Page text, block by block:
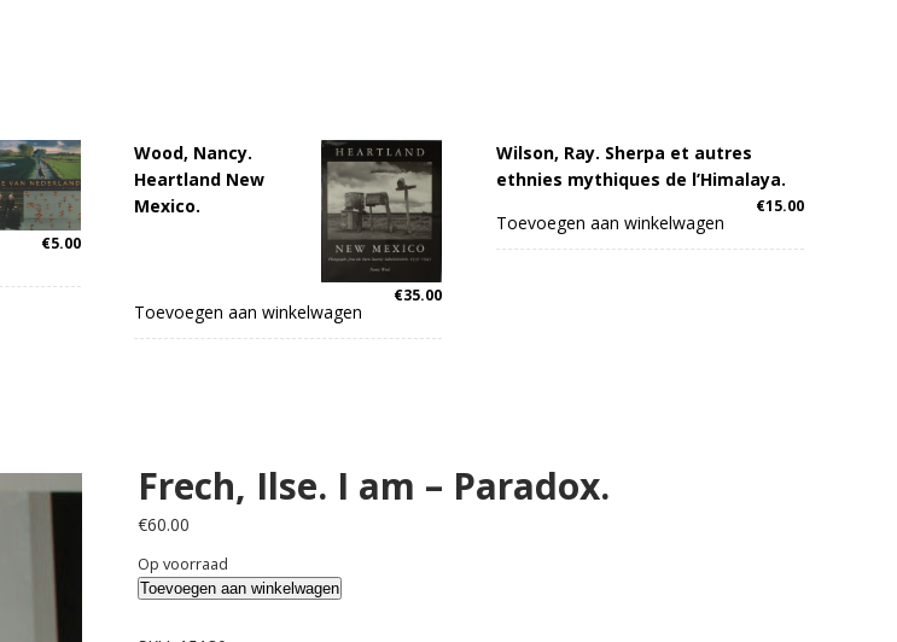
€5.00
Wood, Nancy.
Heartland New
Mexico.
€35.00
Toevoegen aan winkelwagen
Wilson, Ray. Sherpa et autres
ethnies mythiques de l’Himalaya.
€15.00
Toevoegen aan winkelwagen
Frech, Ilse. I am – Paradox.
€60.00
Op voorraad
Frech,
Toevoegen aan winkelwagen